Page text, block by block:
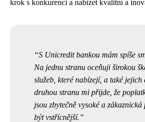
krok s konkurencí a nabízet kvalitní a
S Unicredit bankou mám spíše
Na jednu stranu oceňuji širokou
služeb, které nabízejí, a také jejich
druhou stranu mi přijde, že
jsou zbytečně vysoké a
být vstřícnější.